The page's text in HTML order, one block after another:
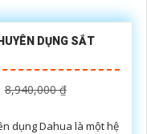
DỤNG SẮT
8,940,000 ₫
dụng Dahua là một hệ